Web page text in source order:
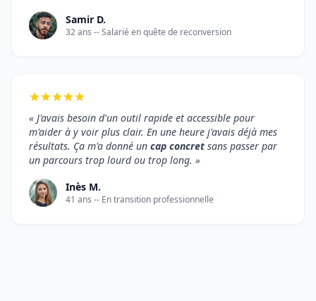
Samir D.
32 ans -- Salarié en quête de reconversion
« J'avais besoin d'un outil rapide et accessible pour
m'aider à y voir plus clair. En une heure j'avais déjà mes
résultats. Ça m'a donné un cap concret sans passer par
un parcours trop lourd ou trop long. »
Inès M.
41 ans -- En transition professionnelle